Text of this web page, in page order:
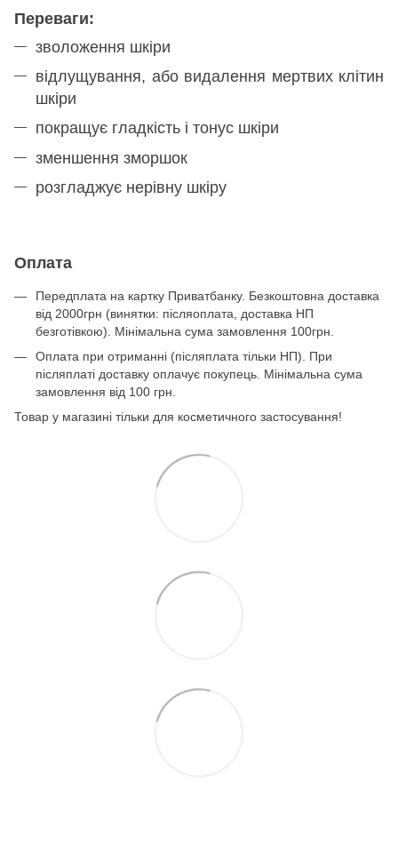
Переваги:
зволоження шкіри
відлущування, або видалення мертвих клітин
шкіри
покращує гладкість і тонус шкіри
зменшення зморшок
розгладжує нерівну шкіру
Оплата
Передплата на картку Приватбанку. Безкоштовна доставка
від 2000грн (винятки: післяоплата, доставка НП
безготівкою). Мінімальна сума замовлення 100грн.
Оплата при отриманні (післяплата тільки НП). При
післяплаті доставку оплачує покупець. Мінімальна сума
замовлення від 100 грн.
Товар у магазині тільки для косметичного застосування!